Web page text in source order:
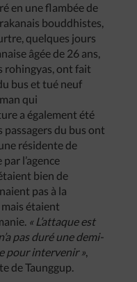
en une flambée de
bouddhistes,
quelques jours
âgée de 26 ans,
rohingyas, ont fait
bus et tué neuf
qui
a également été
du bus ont
résidente de
l’agence
bien de
pas à la
étaient
« L’attaque est
pas duré une demi-
pour intervenir »,
de Taunggup.